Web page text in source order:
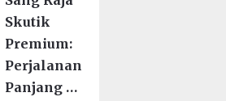
Skutik
Premium:
Perjalanan
Panjang …